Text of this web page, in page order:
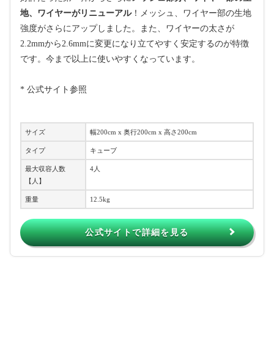
地、ワイヤーがリニューアル！メッシュ、ワイヤー部の生地
強度がさらにアップしました。また、ワイヤーの太さが
2.2mmから 2.6mmに変更になり立てやすく安定するのが特徴
です。今まで以上に使いやすくなっています。
* 公式サイト参照
サイズ 幅200cm x 奥行200cm x 高さ200cm
タイプ キューブ
最大収容人数
【人】
4人
重量 12.5kg
公式サイトで詳細を見る